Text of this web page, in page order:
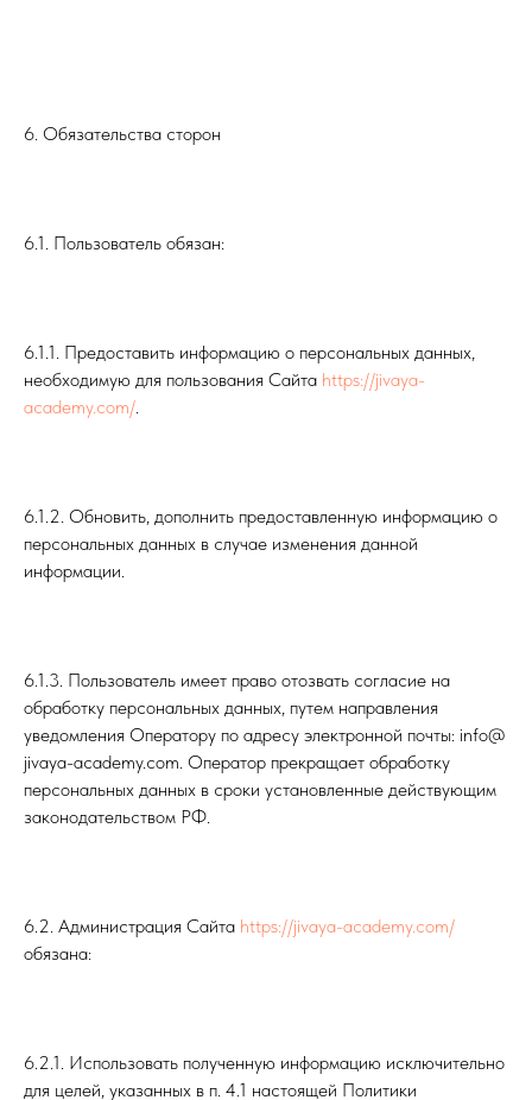
6. Обязательства сторон
6.1. Пользователь обязан:
6.1.1. Предоставить информацию о персональных данных,
необходимую для пользования Сайта https://jivaya-
academy.com/.
6.1.2. Обновить, дополнить предоставленную информацию о
персональных данных в случае изменения данной
информации.
6.1.3. Пользователь имеет право отозвать согласие на
обработку персональных данных, путем направления
уведомления Оператору по адресу электронной почты: info@
jivaya-academy.com. Оператор прекращает обработку
персональных данных в сроки установленные действующим
законодательством РФ.
6.2. Администрация Сайта https://jivaya-academy.com/
обязана:
6.2.1. Использовать полученную информацию исключительно
для целей, указанных в п. 4.1 настоящей Политики